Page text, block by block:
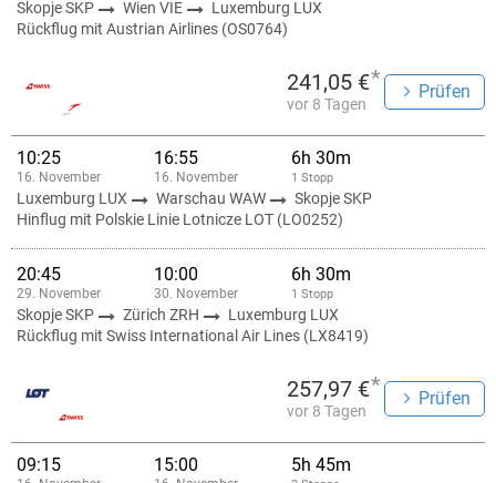
Skopje SKP Wien VIE
Luxemburg LUX
Rückflug mit Austrian Airlines (OS0764)
241,05 €*
vor 8 Tagen
Prüfen
10:25
16. November
16:55
16. November
6h 30m
1 Stopp
Luxemburg LUX Warschau WAW
Skopje SKP
Hinflug mit Polskie Linie Lotnicze LOT (LO0252)
20:45
29. November
10:00
30. November
6h 30m
1 Stopp
Skopje SKP Zürich ZRH
Luxemburg LUX
Rückflug mit Swiss International Air Lines (LX8419)
257,97 €*
vor 8 Tagen
Prüfen
09:15 15:00 5h 45m